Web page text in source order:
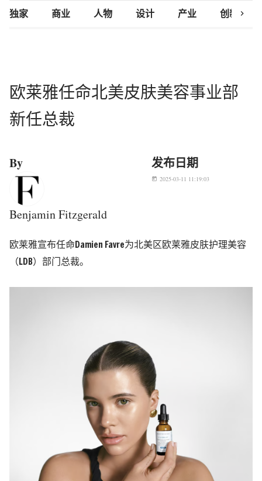
独家 商业 人物 设计 产业 创新研究
chevron_right
欧莱雅任命北美皮肤美容事业部
新任总裁
By
Benjamin Fitzgerald
发布日期
today 2025-03-11 11:19:03
欧莱雅宣布任命Damien Favre为北美区欧莱雅皮肤护理美容
（LDB）部门总裁。